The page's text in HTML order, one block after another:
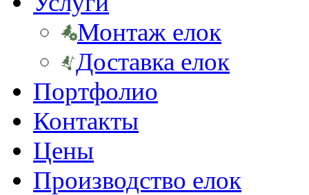
Монтаж елок
Доставка елок
Портфолио
Контакты
Цены
Производство елок